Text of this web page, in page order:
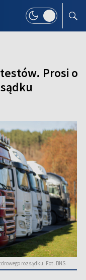
Prosi o
rozsądku, Fot. BNS